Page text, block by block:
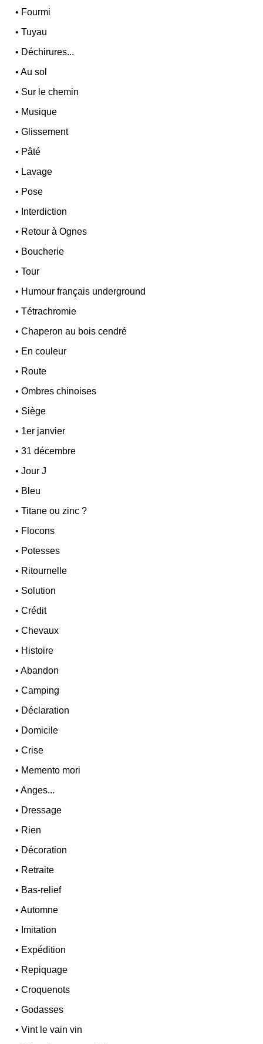
• Fourmi
•Tuyau
• Déchirures...
•Au sol
• Sur le chemin
• Musique
•Glissement
• Pâté
• Lavage
• Pose
• Interdiction
• Retour à Ognes
• Boucherie
•Tour
• Humour français underground
•Tétrachromie
•Chaperon au bois cendré
• En couleur
• Route
•Ombres chinoises
• Siège
• 1er janvier
•31 décembre
•Jour J
• Bleu
•Titane ou zinc ?
• Flocons
• Potesses
• Ritournelle
• Solution
•Crédit
•Chevaux
• Histoire
•Abandon
•Camping
• Déclaration
• Domicile
•Crise
• Memento mori
•Anges...
• Dressage
• Rien
• Décoration
• Retraite
• Bas-relief
•Automne
• Imitation
• Expédition
• Repiquage
•Croquenots
•Godasses
•Vint le vain vin